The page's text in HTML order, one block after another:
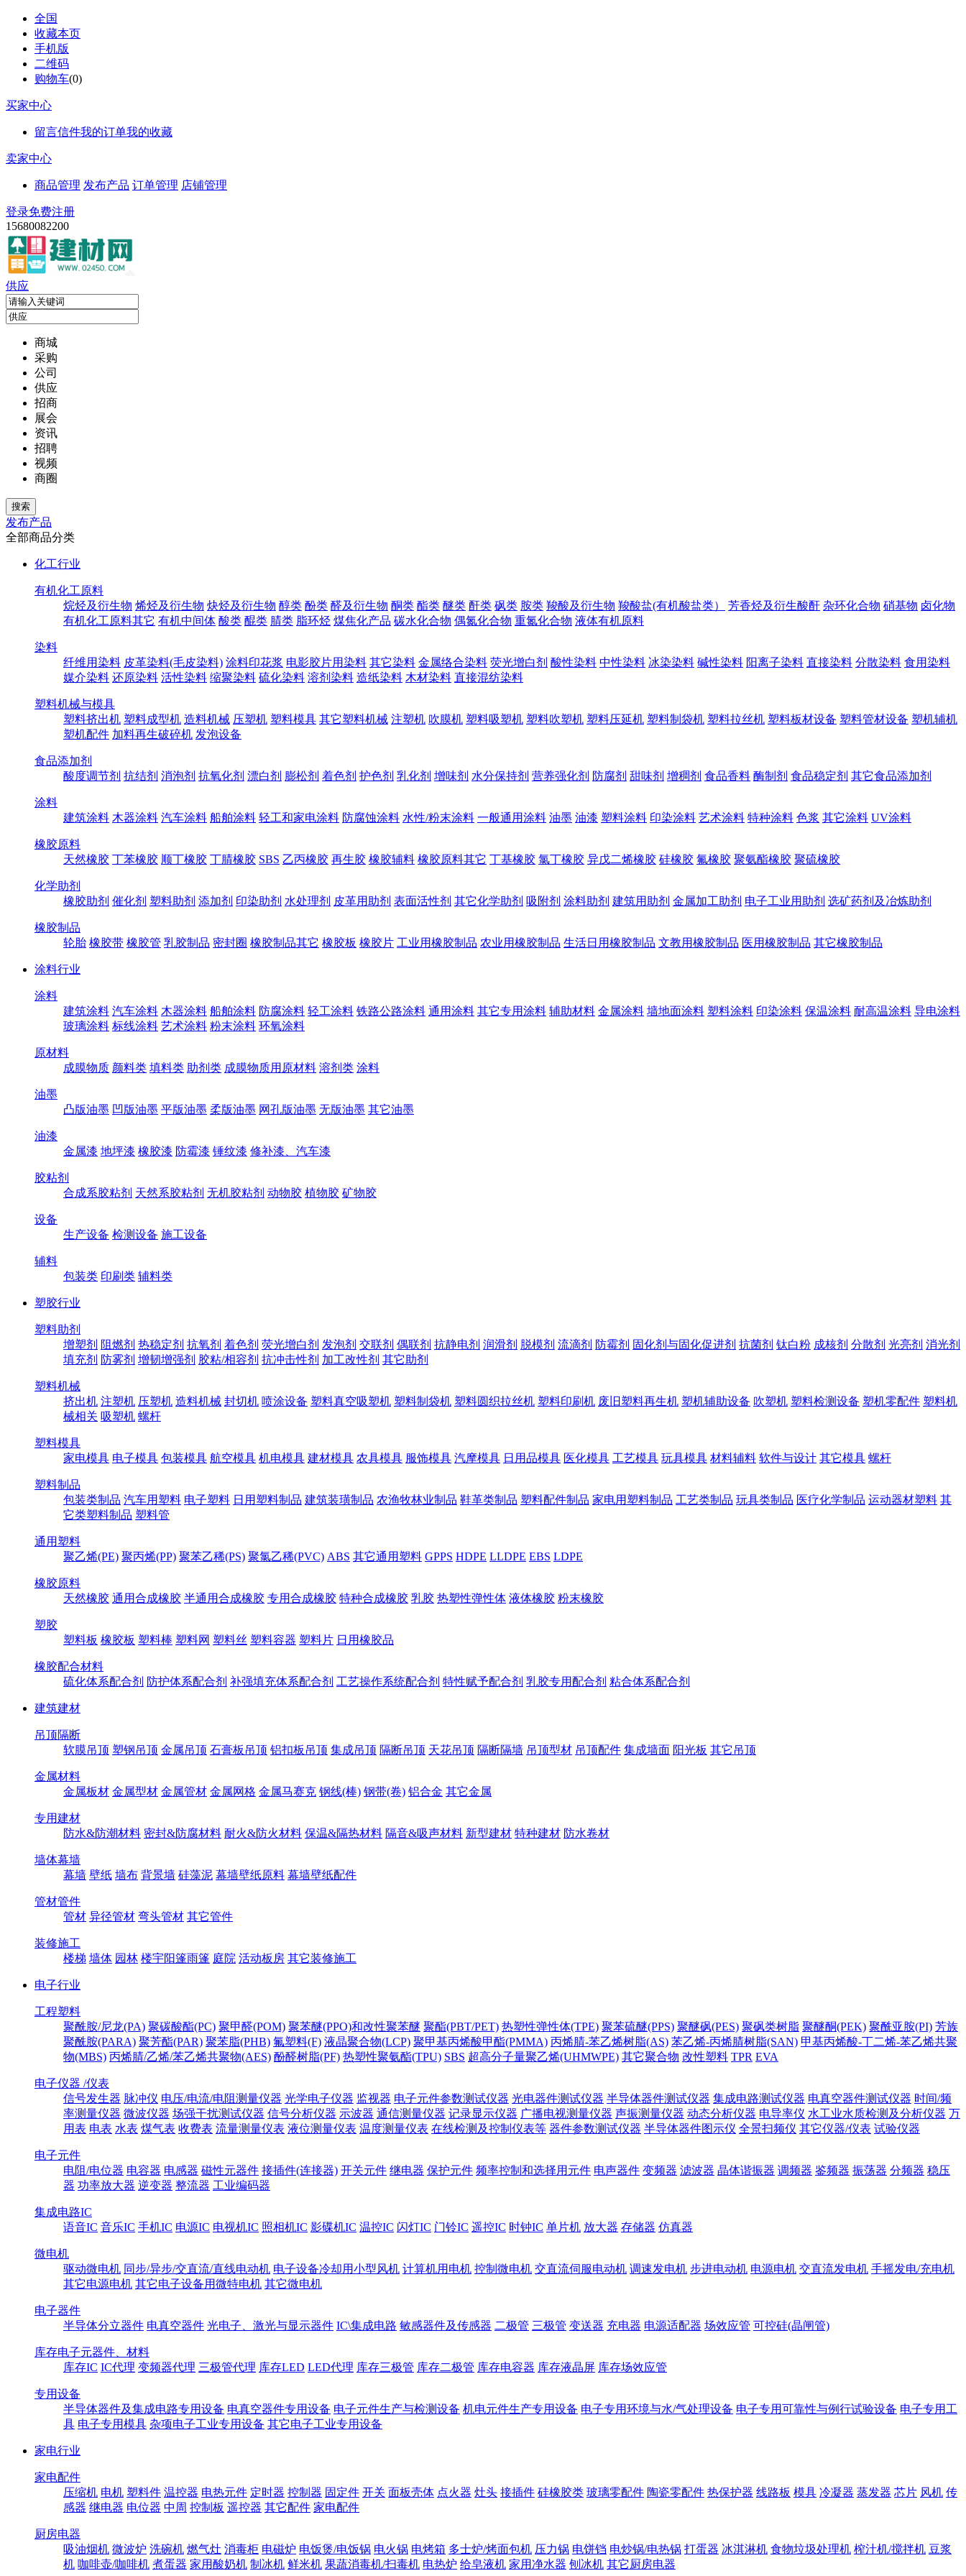
全国
收藏本页
手机版
二维码
购物车(0)
买家中心
留言信件我的订单我的收藏
卖家中心
商品管理 发布产品 订单管理 店铺管理
登录免费注册
15680082200
供应
商城
采购
公司
供应
招商
展会
资讯
招聘
视频
商圈
发布产品
全部商品分类
化工行业
有机化工原料
烷烃及衍生物 烯烃及衍生物 炔烃及衍生物 醇类 酚类 醛及衍生物 酮类 酯类 醚类 酐类 砜类 胺类 羧酸及衍生物 羧酸盐(有机酸盐类） 芳香烃及衍生酸酐 杂环化合物 硝基物 卤化物
有机化工原料其它 有机中间体 酸类 醌类 腈类 脂环烃 煤焦化产品 碳水化合物 偶氮化合物 重氮化合物 液体有机原料
染料
纤维用染料 皮革染料(毛皮染料) 涂料印花浆 电影胶片用染料 其它染料 金属络合染料 荧光增白剂 酸性染料 中性染料 冰染染料 碱性染料 阳离子染料 直接染料 分散染料 食用染料
媒介染料 还原染料 活性染料 缩聚染料 硫化染料 溶剂染料 造纸染料 木材染料 直接混纺染料
塑料机械与模具
塑料挤出机 塑料成型机 造料机械 压塑机 塑料模具 其它塑料机械 注塑机 吹膜机 塑料吸塑机 塑料吹塑机 塑料压延机 塑料制袋机 塑料拉丝机 塑料板材设备 塑料管材设备 塑机辅机
塑机配件 加料再生破碎机 发泡设备
食品添加剂
酸度调节剂 抗结剂 消泡剂 抗氧化剂 漂白剂 膨松剂 着色剂 护色剂 乳化剂 增味剂 水分保持剂 营养强化剂 防腐剂 甜味剂 增稠剂 食品香料 酶制剂 食品稳定剂 其它食品添加剂
涂料
建筑涂料 木器涂料 汽车涂料 船舶涂料 轻工和家电涂料 防腐蚀涂料 水性/粉末涂料 一般通用涂料 油墨 油漆 塑料涂料 印染涂料 艺术涂料 特种涂料 色浆 其它涂料 UV涂料
橡胶原料
天然橡胶 丁苯橡胶 顺丁橡胶 丁腈橡胶 SBS 乙丙橡胶 再生胶 橡胶辅料 橡胶原料其它 丁基橡胶 氯丁橡胶 异戊二烯橡胶 硅橡胶 氟橡胶 聚氨酯橡胶 聚硫橡胶
化学助剂
橡胶助剂 催化剂 塑料助剂 添加剂 印染助剂 水处理剂 皮革用助剂 表面活性剂 其它化学助剂 吸附剂 涂料助剂 建筑用助剂 金属加工助剂 电子工业用助剂 选矿药剂及冶炼助剂
橡胶制品
轮胎 橡胶带 橡胶管 乳胶制品 密封圈 橡胶制品其它 橡胶板 橡胶片 工业用橡胶制品 农业用橡胶制品 生活日用橡胶制品 文教用橡胶制品 医用橡胶制品 其它橡胶制品
涂料行业
涂料
建筑涂料 汽车涂料 木器涂料 船舶涂料 防腐涂料 轻工涂料 铁路公路涂料 通用涂料 其它专用涂料 辅助材料 金属涂料 墙地面涂料 塑料涂料 印染涂料 保温涂料 耐高温涂料 导电涂料
玻璃涂料 标线涂料 艺术涂料 粉末涂料 环氧涂料
原材料
成膜物质 颜料类 填料类 助剂类 成膜物质用原材料 溶剂类 涂料
油墨
凸版油墨 凹版油墨 平版油墨 柔版油墨 网孔版油墨 无版油墨 其它油墨
油漆
金属漆 地坪漆 橡胶漆 防霉漆 锤纹漆 修补漆、汽车漆
胶粘剂
合成系胶粘剂 天然系胶粘剂 无机胶粘剂 动物胶 植物胶 矿物胶
设备
生产设备 检测设备 施工设备
辅料
包装类 印刷类 辅料类
塑胶行业
塑料助剂
增塑剂 阻燃剂 热稳定剂 抗氧剂 着色剂 荧光增白剂 发泡剂 交联剂 偶联剂 抗静电剂 润滑剂 脱模剂 流滴剂 防霉剂 固化剂与固化促进剂 抗菌剂 钛白粉 成核剂 分散剂 光亮剂 消光剂
填充剂 防雾剂 增韧增强剂 胶粘/相容剂 抗冲击性剂 加工改性剂 其它助剂
塑料机械
挤出机 注塑机 压塑机 造料机械 封切机 喷涂设备 塑料真空吸塑机 塑料制袋机 塑料圆织拉丝机 塑料印刷机 废旧塑料再生机 塑机辅助设备 吹塑机 塑料检测设备 塑机零配件 塑料机
械相关 吸塑机 螺杆
塑料模具
家电模具 电子模具 包装模具 航空模具 机电模具 建材模具 农具模具 服饰模具 汽摩模具 日用品模具 医化模具 工艺模具 玩具模具 材料辅料 软件与设计 其它模具 螺杆
塑料制品
包装类制品 汽车用塑料 电子塑料 日用塑料制品 建筑装璜制品 农渔牧林业制品 鞋革类制品 塑料配件制品 家电用塑料制品 工艺类制品 玩具类制品 医疗化学制品 运动器材塑料 其
它类塑料制品 塑料管
通用塑料
聚乙烯(PE) 聚丙烯(PP) 聚苯乙稀(PS) 聚氯乙稀(PVC) ABS 其它通用塑料 GPPS HDPE LLDPE EBS LDPE
橡胶原料
天然橡胶 通用合成橡胶 半通用合成橡胶 专用合成橡胶 特种合成橡胶 乳胶 热塑性弹性体 液体橡胶 粉末橡胶
塑胶
塑料板 橡胶板 塑料棒 塑料网 塑料丝 塑料容器 塑料片 日用橡胶品
橡胶配合材料
硫化体系配合剂 防护体系配合剂 补强填充体系配合剂 工艺操作系统配合剂 特性赋予配合剂 乳胶专用配合剂 粘合体系配合剂
建筑建材
吊顶隔断
软膜吊顶 塑钢吊顶 金属吊顶 石膏板吊顶 铝扣板吊顶 集成吊顶 隔断吊顶 天花吊顶 隔断隔墙 吊顶型材 吊顶配件 集成墙面 阳光板 其它吊顶
金属材料
金属板材 金属型材 金属管材 金属网格 金属马赛克 钢线(棒) 钢带(卷) 铝合金 其它金属
专用建材
防水&防潮材料 密封&防腐材料 耐火&防火材料 保温&隔热材料 隔音&吸声材料 新型建材 特种建材 防水卷材
墙体幕墙
幕墙 壁纸 墙布 背景墙 硅藻泥 幕墙壁纸原料 幕墙壁纸配件
管材管件
管材 异径管材 弯头管材 其它管件
装修施工
楼梯 墙体 园林 楼宇阳篷雨篷 庭院 活动板房 其它装修施工
电子行业
工程塑料
聚酰胺/尼龙(PA) 聚碳酸酯(PC) 聚甲醛(POM) 聚苯醚(PPO)和改性聚苯醚 聚酯(PBT/PET) 热塑性弹性体(TPE) 聚苯硫醚(PPS) 聚醚砜(PES) 聚砜类树脂 聚醚酮(PEK) 聚酰亚胺(PI) 芳族
聚酰胺(PARA) 聚芳酯(PAR) 聚苯脂(PHB) 氟塑料(F) 液晶聚合物(LCP) 聚甲基丙烯酸甲酯(PMMA) 丙烯腈-苯乙烯树脂(AS) 苯乙烯-丙烯腈树脂(SAN) 甲基丙烯酸-丁二烯-苯乙烯共聚
物(MBS) 丙烯腈/乙烯/苯乙烯共聚物(AES) 酚醛树脂(PF) 热塑性聚氨酯(TPU) SBS 超高分子量聚乙烯(UHMWPE) 其它聚合物 改性塑料 TPR EVA
电子仪器 /仪表
信号发生器 脉冲仪 电压/电流/电阻测量仪器 光学电子仪器 监视器 电子元件参数测试仪器 光电器件测试仪器 半导体器件测试仪器 集成电路测试仪器 电真空器件测试仪器 时间/频
率测量仪器 微波仪器 场强干扰测试仪器 信号分析仪器 示波器 通信测量仪器 记录显示仪器 广播电视测量仪器 声振测量仪器 动态分析仪器 电导率仪 水工业水质检测及分析仪器 万
用表 电表 水表 煤气表 收费表 流量测量仪表 液位测量仪表 温度测量仪表 在线检测及控制仪表等 器件参数测试仪器 半导体器件图示仪 全景扫频仪 其它仪器/仪表 试验仪器
电子元件
电阻/电位器 电容器 电感器 磁性元器件 接插件(连接器) 开关元件 继电器 保护元件 频率控制和选择用元件 电声器件 变频器 滤波器 晶体谐振器 调频器 鉴频器 振荡器 分频器 稳压
器 功率放大器 逆变器 整流器 工业编码器
集成电路IC
语音IC 音乐IC 手机IC 电源IC 电视机IC 照相机IC 影碟机IC 温控IC 闪灯IC 门铃IC 遥控IC 时钟IC 单片机 放大器 存储器 仿真器
微电机
驱动微电机 同步/异步/交直流/直线电动机 电子设备冷却用小型风机 计算机用电机 控制微电机 交直流伺服电动机 调速发电机 步进电动机 电源电机 交直流发电机 手摇发电/充电机
其它电源电机 其它电子设备用微特电机 其它微电机
电子器件
半导体分立器件 电真空器件 光电子、激光与显示器件 IC\集成电路 敏感器件及传感器 二极管 三极管 变送器 充电器 电源适配器 场效应管 可控硅(晶闸管)
库存电子元器件、材料
库存IC IC代理 变频器代理 三极管代理 库存LED LED代理 库存三极管 库存二极管 库存电容器 库存液晶屏 库存场效应管
专用设备
半导体器件及集成电路专用设备 电真空器件专用设备 电子元件生产与检测设备 机电元件生产专用设备 电子专用环境与水/气处理设备 电子专用可靠性与例行试验设备 电子专用工
具 电子专用模具 杂项电子工业专用设备 其它电子工业专用设备
家电行业
家电配件
压缩机 电机 塑料件 温控器 电热元件 定时器 控制器 固定件 开关 面板壳体 点火器 灶头 接插件 硅橡胶类 玻璃零配件 陶瓷零配件 热保护器 线路板 模具 冷凝器 蒸发器 芯片 风机 传
感器 继电器 电位器 中周 控制板 遥控器 其它配件 家电配件
厨房电器
吸油烟机 微波炉 洗碗机 燃气灶 消毒柜 电磁炉 电饭煲/电饭锅 电火锅 电烤箱 多士炉/烤面包机 压力锅 电饼铛 电炒锅/电热锅 打蛋器 冰淇淋机 食物垃圾处理机 榨汁机/搅拌机 豆浆
机 咖啡壶/咖啡机 煮蛋器 家用酸奶机 制冰机 鲜米机 果蔬消毒机/扫毒机 电热炉 给皂液机 家用净水器 刨冰机 其它厨房电器